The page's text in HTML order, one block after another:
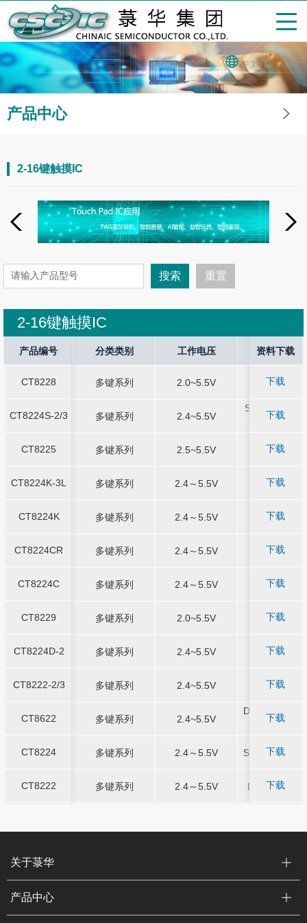
中文
产品中心
2-16键触摸IC
搜索 重置
2-16键触摸IC
产品编号 分类类别 工作电压 封装规格
CT8228 多键系列 2.0~5.5V SOP16
CT8224S-2/3 多键系列 2.4~5.5V
SOT23-6 /
CT8225 多键系列 2.5~5.5V SOP16
CT8224K-3L 多键系列 2.4～5.5V SOP8
CT8224K 多键系列 2.4～5.5V SOP-8
CT8224CR 多键系列 2.4～5.5V SOP-8
CT8224C 多键系列 2.4～5.5V SOP8
CT8229 多键系列 2.0~5.5V SSOP28
CT8224D-2 多键系列 2.4~5.5V SOP8
CT8222-2/3 多键系列 2.4~5.5V DFN3*3-8L
CT8622 多键系列 2.4~5.5V
DFN2*2 - 6L/
CT8224 多键系列 2.4～5.5V SOP16/
CT8222 多键系列 2.4～5.5V DFN-8（3*3
产品编号 分类类别 工作电压 封装规格
CT8228 多键系列 2.0~5.5V SOP16
CT8224S-2/3 多键系列 2.4~5.5V
SOT23-6 /
CT8225 多键系列 2.5~5.5V SOP16
CT8224K-3L 多键系列 2.4～5.5V SOP8
CT8224K 多键系列 2.4～5.5V SOP-8
CT8224CR 多键系列 2.4～5.5V SOP-8
CT8224C 多键系列 2.4～5.5V SOP8
CT8229 多键系列 2.0~5.5V SSOP28
CT8224D-2 多键系列 2.4~5.5V SOP8
CT8222-2/3 多键系列 2.4~5.5V DFN3*3-8L
CT8622 多键系列 2.4~5.5V
DFN2*2 - 6L/
CT8224 多键系列 2.4～5.5V SOP16/
CT8222 多键系列 2.4～5.5V DFN-8（3*3
Current Stop Sound Output Application 资料下载
- - - 下载
- - - 下载
- - - 下载
- - - 下载
- - - 下载
- - - 下载
- - - 下载
- - - 下载
- - - 下载
- - - 下载
- - - 下载
- - - 下载
- - - 下载
关于菉华
产品中心